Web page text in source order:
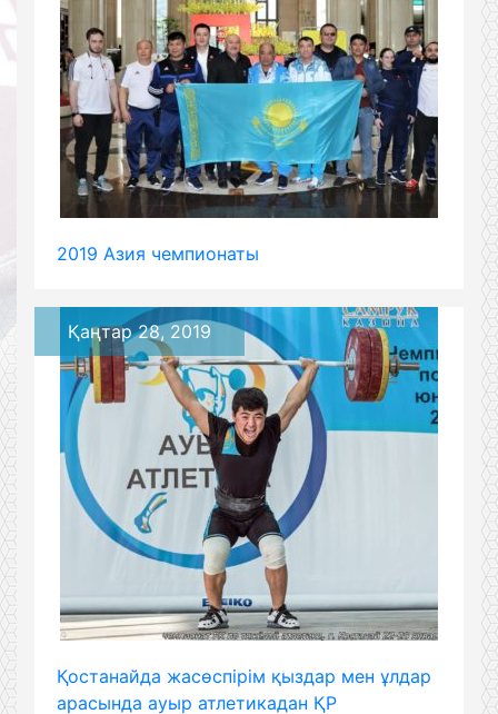
2019 Азия чемпионаты
Қостанайда жасөспірім қыздар мен ұлдар
арасында ауыр атлетикадан ҚР
Қаңтар 28, 2019